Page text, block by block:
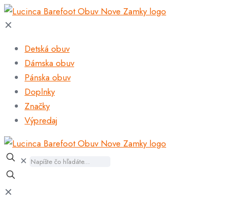
✕
Detská obuv
Dámska obuv
Pánska obuv
Doplnky
Značky
Výpredaj
✕
✕